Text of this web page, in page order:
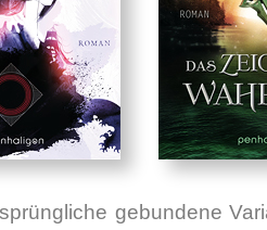
gebundene